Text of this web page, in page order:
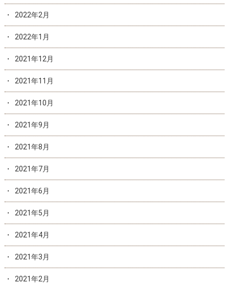
2022年2月
2022年1月
2021年12月
2021年11月
2021年10月
2021年9月
2021年8月
2021年7月
2021年6月
2021年5月
2021年4月
2021年3月
2021年2月